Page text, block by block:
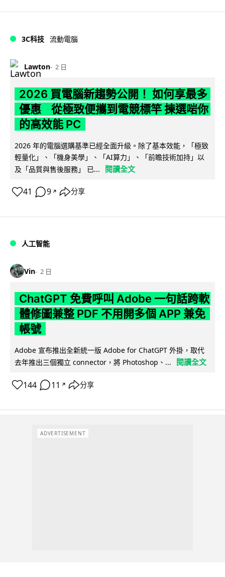
3C科技 流動電腦
Lawton 2 日
2026 買電腦新趨勢公開！ 如何享最多
優惠 從極致便攜到電競標竿 揀選啱你
的高效能 PC
2026 年的電腦選購基準已經全面升級。除了基本效能，「極致
輕量化」、「機身美學」、「AI算力」、「前瞻技術加持」以
及「品質與售後服務」 已...
閱讀全文
41 9 ↗ 分享
人工智能
Vin 2 日
ChatGPT 免費呼叫 Adobe 一句話跨軟
體修圖兼整 PDF 不用開多個 APP 兼免
帳號
Adobe 宣布推出全新統一版 Adobe for ChatGPT 外掛，取代
去年推出三個獨立 connector，將 Photoshop、...
閱讀全文
144 11 ↗ 分享
ADVERTISEMENT